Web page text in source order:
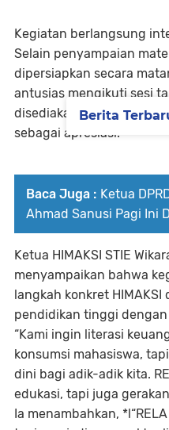
Kegiatan berlangsung
Selain penyampaian
dipersiapkan secara
antusias mengikuti sesi
disediakan—dengan
sebagai apresiasi.
Baca Juga : Ketua
Ahmad Sanusi Pagi Ini
Ketua HIMAKSI STIE
menyampaikan bahwa
langkah konkret
pendidikan tinggi
“Kami ingin literasi
konsumsi mahasiswa,
dini bagi adik-adik kita.
edukasi, tapi juga
Ia menambahkan,
Berita